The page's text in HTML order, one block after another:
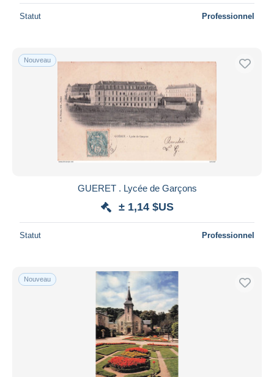
Statut Professionnel
Nouveau
GUERET . Lycée de Garçons
± 1,14 $US
Statut Professionnel
Nouveau